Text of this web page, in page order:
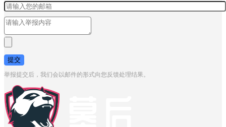
提交
举报提交后，我们会以邮件的形式向您反馈处理结果。